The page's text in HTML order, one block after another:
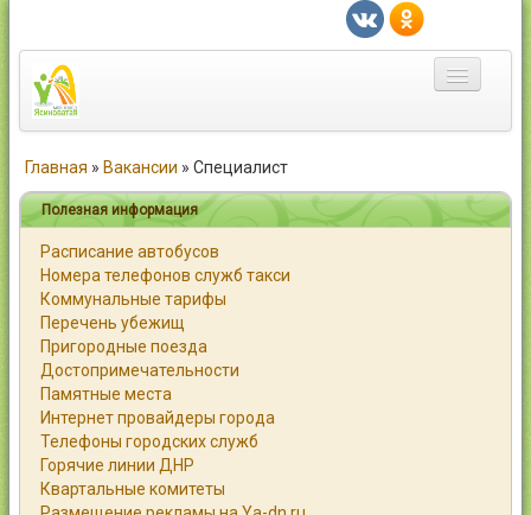
Город
Статьи
Каталог
Справочник
Работа
Объявления
Помощь
Главная » Вакансии » Специалист
Полезная информация
Расписание автобусов
Номера телефонов служб такси
Коммунальные тарифы
Перечень убежищ
Пригородные поезда
Достопримечательности
Памятные места
Интернет провайдеры города
Телефоны городских служб
Горячие линии ДНР
Квартальные комитеты